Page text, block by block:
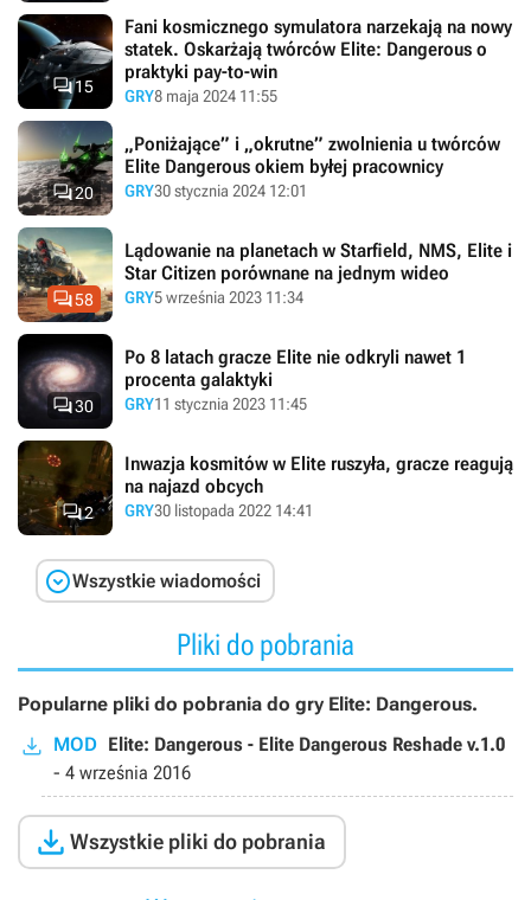
15
Fani kosmicznego symulatora narzekają na nowy
statek. Oskarżają twórców Elite: Dangerous o
praktyki pay-to-win
GRY8 maja 2024 11:55
20
„Poniżające” i „okrutne” zwolnienia u twórców
Elite Dangerous okiem byłej pracownicy
GRY30 stycznia 2024 12:01
58
Lądowanie na planetach w Starfield, NMS, Elite i
Star Citizen porównane na jednym wideo
GRY5 września 2023 11:34
30
Po 8 latach gracze Elite nie odkryli nawet 1
procenta galaktyki
GRY11 stycznia 2023 11:45
2
Inwazja kosmitów w Elite ruszyła, gracze reagują
na najazd obcych
GRY30 listopada 2022 14:41
Wszystkie wiadomości
Pliki do pobrania
Popularne pliki do pobrania do gry Elite: Dangerous.
MOD Elite: Dangerous - Elite Dangerous Reshade v.1.0
- 4 września 2016
 Wszystkie pliki do pobrania